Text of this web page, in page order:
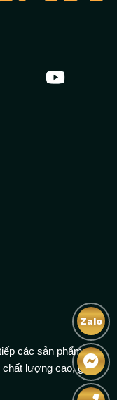
Zalo
các sản phẩm
lượng cao, giá